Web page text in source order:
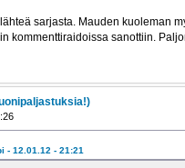
sarjasta. Mauden kuoleman
kommenttiraidoissa sanottiin.
- 12.01.12 - 21:21